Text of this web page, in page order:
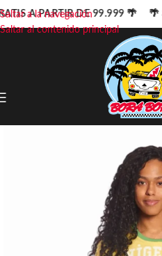
Saltar a la navegación
Saltar al contenido principal
A PARTIR DE 99.999 🌴 🌴